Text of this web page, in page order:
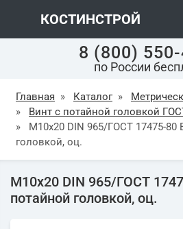
КОСТИНСТРОЙ
8 (800)
по России
Главная » Каталог »
»
Винт с потайной головкой
»
М10х20 DIN 965/ГОСТ 17475-80
головкой, оц.
М10х20 DIN 965/ГОСТ
потайной головкой, оц.